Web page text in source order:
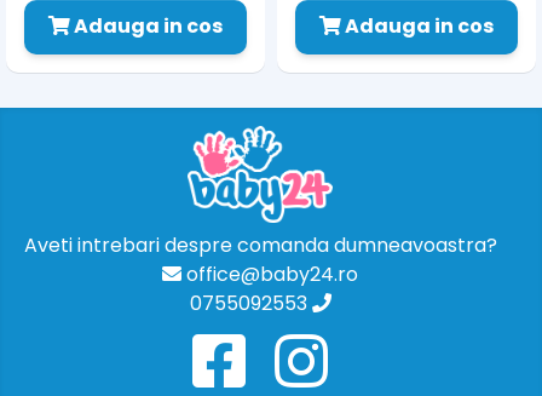
Adauga in cos Adauga in cos
Aveti intrebari despre comanda dumneavoastra?
office@baby24.ro
0755092553